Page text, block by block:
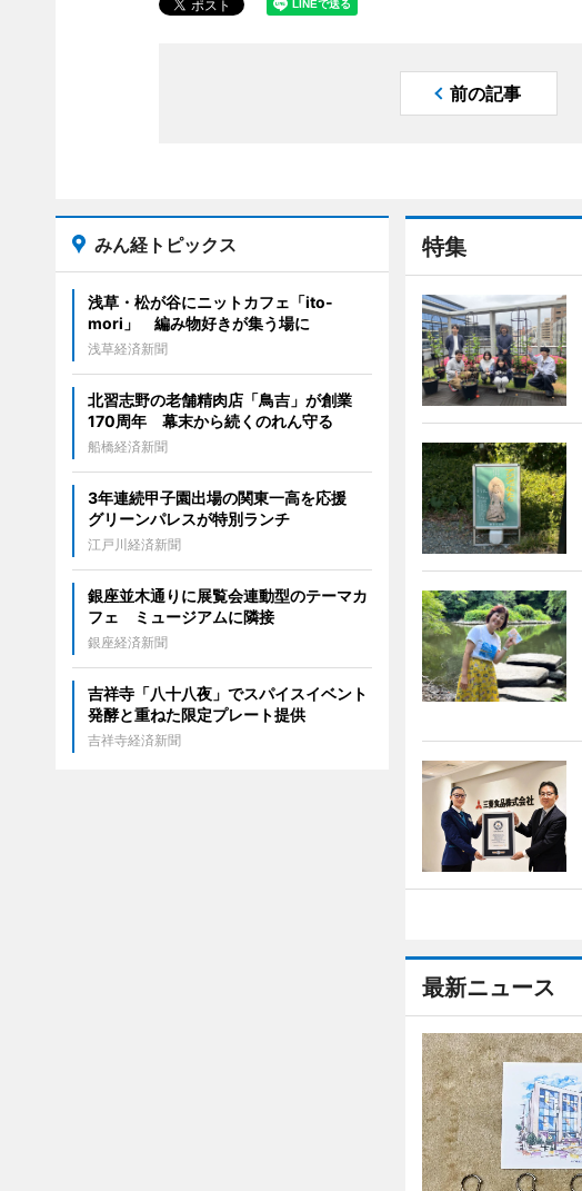
前の記事
特集
最新ニュース
みん経トピックス
浅草・松が谷にニットカフェ「ito-
mori」 編み物好きが集う場に
浅草経済新聞
北習志野の老舗精肉店「鳥吉」が創業
170周年 幕末から続くのれん守る
船橋経済新聞
3年連続甲子園出場の関東一高を応援
グリーンパレスが特別ランチ
江戸川経済新聞
銀座並木通りに展覧会連動型のテーマカ
フェ ミュージアムに隣接
銀座経済新聞
吉祥寺「八十八夜」でスパイスイベント
発酵と重ねた限定プレート提供
吉祥寺経済新聞